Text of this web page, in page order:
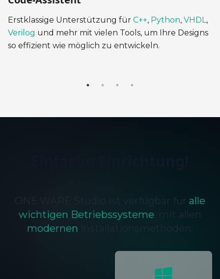
Erstklassige Unterstützung für C++, Python, VHDL,
Verilog und mehr mit vielen Tools, um Ihre Designs
so effizient wie möglich zu entwickeln.
ONE WARE Studio ist verfügbar für alle
wichtigen Betriebssysteme mit allen
modernen
Installationsmethoden.